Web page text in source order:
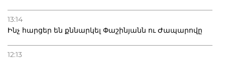
13:14
Ինչ հարցեր են քննարկել Փաշինյանն ու Ժապարովը
12:13